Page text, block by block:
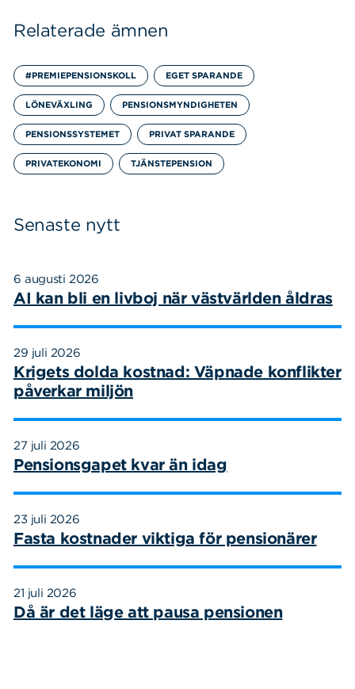
Relaterade ämnen
#PREMIEPENSIONSKOLL EGET SPARANDE
LÖNEVÄXLING PENSIONSMYNDIGHETEN
PENSIONSSYSTEMET PRIVAT SPARANDE
PRIVATEKONOMI TJÄNSTEPENSION
Senaste nytt
6 augusti 2026
AI kan bli en livboj när västvärlden åldras
29 juli 2026
Krigets dolda kostnad: Väpnade konflikter
påverkar miljön
27 juli 2026
Pensionsgapet kvar än idag
23 juli 2026
Fasta kostnader viktiga för pensionärer
21 juli 2026
Då är det läge att pausa pensionen